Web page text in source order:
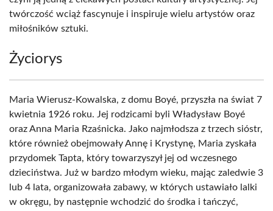
twórczość wciąż fascynuje i inspiruje wielu artystów oraz
miłośników sztuki.
Życiorys
Maria Wierusz-Kowalska, z domu Boyé, przyszła na świat 7
kwietnia 1926 roku. Jej rodzicami byli Władysław Boyé
oraz Anna Maria Rzaśnicka. Jako najmłodsza z trzech sióstr,
które również obejmowały Annę i Krystynę, Maria zyskała
przydomek Tapta, który towarzyszył jej od wczesnego
dzieciństwa. Już w bardzo młodym wieku, mając zaledwie 3
lub 4 lata, organizowała zabawy, w których ustawiało lalki
w okręgu, by następnie wchodzić do środka i tańczyć,